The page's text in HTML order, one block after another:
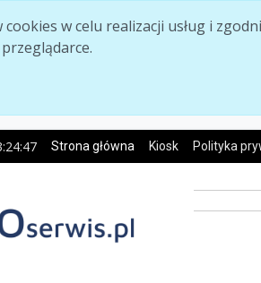
w celu realizacji usług i
Strona główna Kiosk Polityka